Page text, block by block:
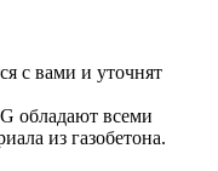
с вами и уточнят
обладают всеми
из газобетона.